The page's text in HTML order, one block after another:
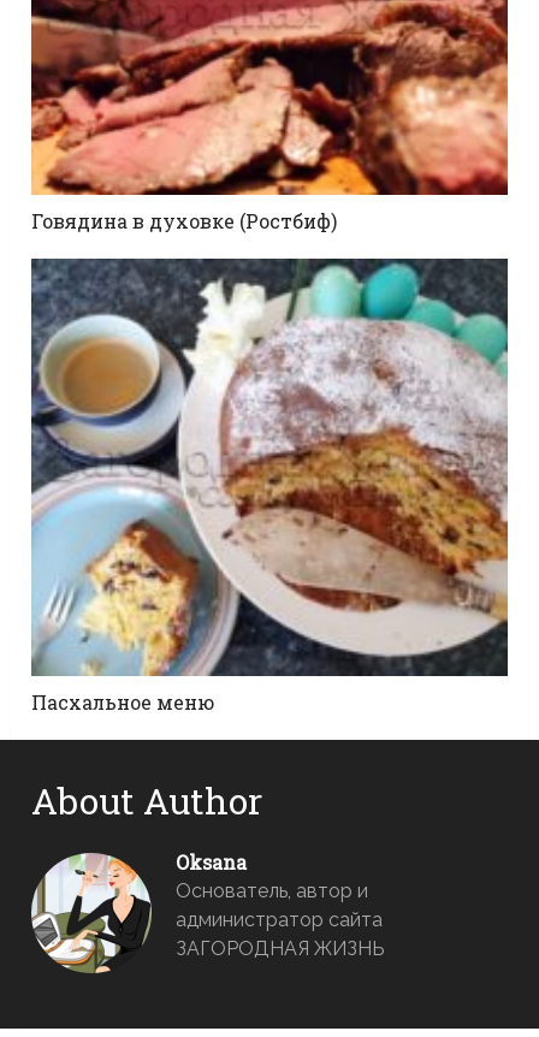
Говядина в духовке (Ростбиф)
Пасхальное меню
About Author
Oksana
Основатель, автор и
администратор сайта
ЗАГОРОДНАЯ ЖИЗНЬ